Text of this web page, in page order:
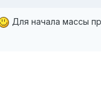
Для начала массы